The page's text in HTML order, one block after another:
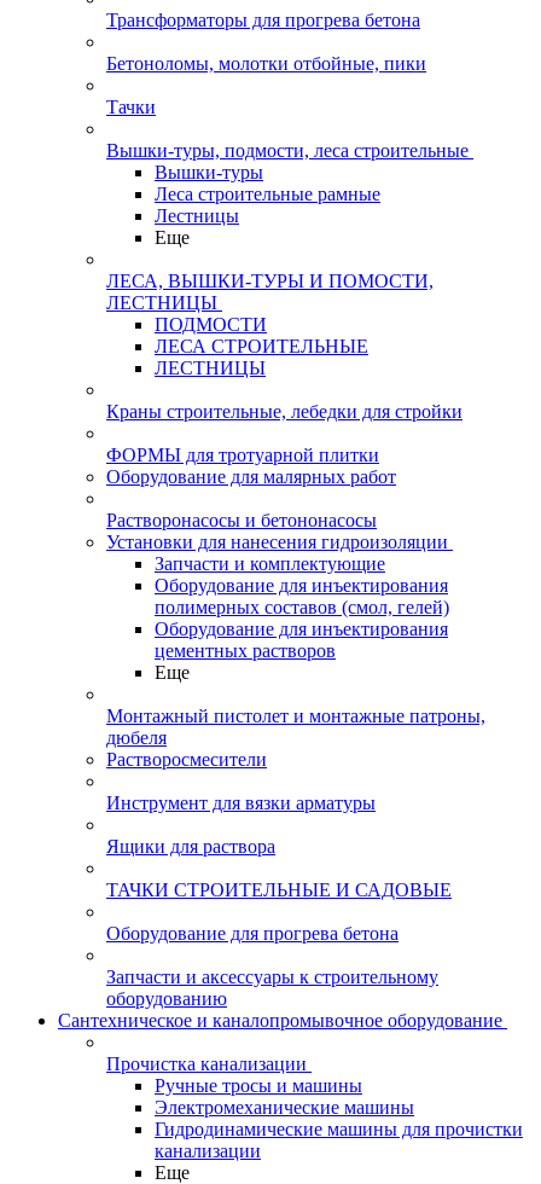
Трансформаторы для прогрева бетона
Бетоноломы, молотки отбойные, пики
Тачки
Вышки-туры, подмости, леса строительные
Вышки-туры
Леса строительные рамные
Лестницы
Еще
ЛЕСА, ВЫШКИ-ТУРЫ И ПОМОСТИ,
ЛЕСТНИЦЫ
ПОДМОСТИ
ЛЕСА СТРОИТЕЛЬНЫЕ
ЛЕСТНИЦЫ
Краны строительные, лебедки для стройки
ФОРМЫ для тротуарной плитки
Оборудование для малярных работ
Растворонасосы и бетононасосы
Установки для нанесения гидроизоляции
Запчасти и комплектующие
Оборудование для инъектирования
полимерных составов (смол, гелей)
Оборудование для инъектирования
цементных растворов
Еще
Монтажный пистолет и монтажные патроны,
дюбеля
Растворосмесители
Инструмент для вязки арматуры
Ящики для раствора
ТАЧКИ СТРОИТЕЛЬНЫЕ И САДОВЫЕ
Оборудование для прогрева бетона
Запчасти и аксессуары к строительному
оборудованию
Сантехническое и каналопромывочное оборудование
Прочистка канализации
Ручные тросы и машины
Электромеханические машины
Гидродинамические машины для прочистки
канализации
Еще